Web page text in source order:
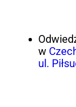
w
ul.